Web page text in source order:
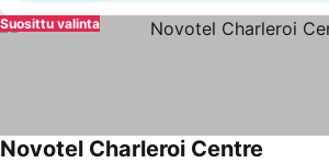
Suosittu valinta
Novotel Charleroi Centre